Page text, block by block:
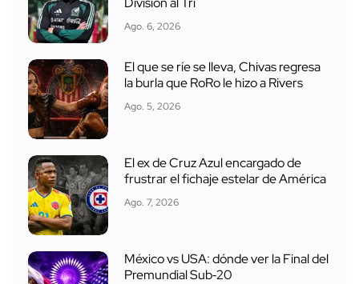
Ago. 6, 2026
El que se ríe se lleva, Chivas regresa
la burla que RoRo le hizo a Rivers
Ago. 5, 2026
El ex de Cruz Azul encargado de
frustrar el fichaje estelar de América
Ago. 7, 2026
México vs USA: dónde ver la Final del
Premundial Sub‑20